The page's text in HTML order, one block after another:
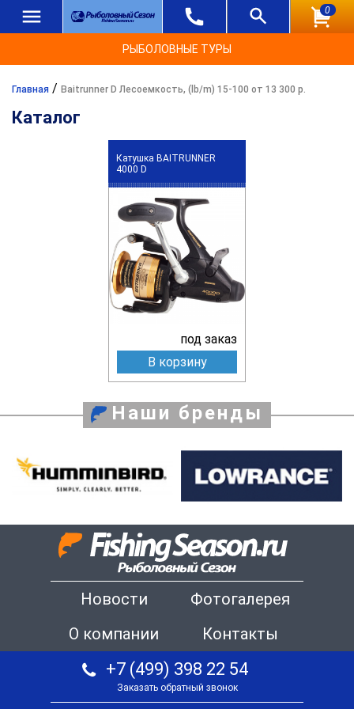
0
РЫБОЛОВНЫЕ ТУРЫ
Главная / Baitrunner D Лесоемкость, (lb/m) 15-100 от 13 300 р.
Каталог
Катушка BAITRUNNER
4000 D
под заказ
В корзину
Наши бренды
Новости
Фотогалерея
О компании
Контакты
+7 (499) 398 22 54
Заказать обратный звонок